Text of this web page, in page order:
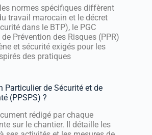
normes spécifiques diffèrent
travail marocain et le décret
dans le BTP), le PGC
Prévention des Risques (PPR)
et sécurité exigés pour les
des pratiques
Particulier de Sécurité et de
(PPSPS) ?
rédigé par chaque
sur le chantier. Il détaille les